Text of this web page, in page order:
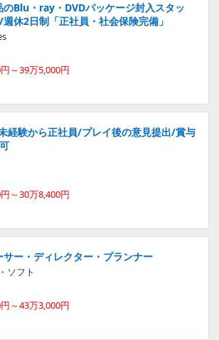
のBlu・ray・DVDパッケージ封入スタッ
休2日制「正社員・社会保険完備」
～39万5,000円
経験から正社員/プレイ後の意見提出/賞与
～30万8,400円
ー・ディレクター・プランナー
ソフト
～43万3,000円